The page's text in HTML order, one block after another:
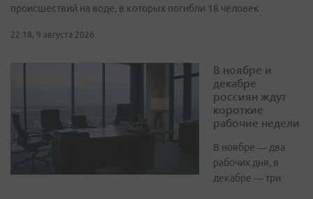
происшествий на воде, в которых погибли 18 человек
22:18, 9 августа 2026
В ноябре и
декабре
россиян ждут
короткие
рабочие недели
В ноябре — два
рабочих дня, в
декабре — три